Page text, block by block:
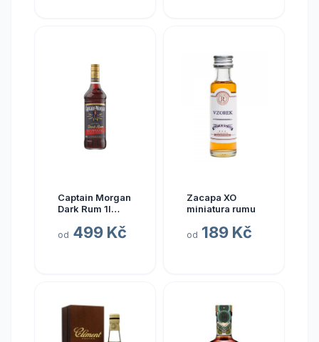
Captain Morgan
Dark Rum 1l
od 499 Kč
Zacapa XO
miniatura rumu
od 189 Kč